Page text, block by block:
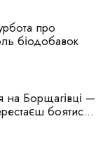
про
біодобавок
на Борщагівці —
боятися